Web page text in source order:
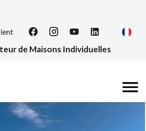
de Maisons Individuelles